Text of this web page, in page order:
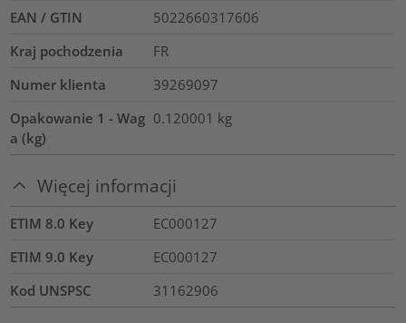
EAN / GTIN
5022660317606
Kraj pochodzenia
FR
Numer klienta
39269097
Opakowanie 1 - Wag
a (kg)
0.120001 kg
Więcej informacji
ETIM 8.0 Key
EC000127
ETIM 9.0 Key
EC000127
Kod UNSPSC
31162906